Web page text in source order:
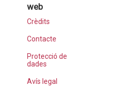
web
Crèdits
Contacte
Protecció de
dades
Avís legal